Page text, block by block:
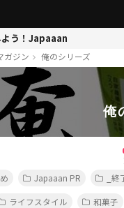
う！Japaaan
ガジン 俺のシリーズ
俺
Japaaan PR _終
ライフスタイル 和菓子